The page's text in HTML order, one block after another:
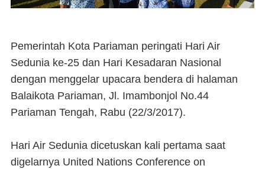
Pemerintah Kota Pariaman peringati Hari Air
Sedunia ke-25 dan Hari Kesadaran Nasional
dengan menggelar upacara bendera di halaman
Balaikota Pariaman, Jl. Imambonjol No.44
Pariaman Tengah, Rabu (22/3/2017).
Hari Air Sedunia dicetuskan kali pertama saat
digelarnya United Nations Conference on